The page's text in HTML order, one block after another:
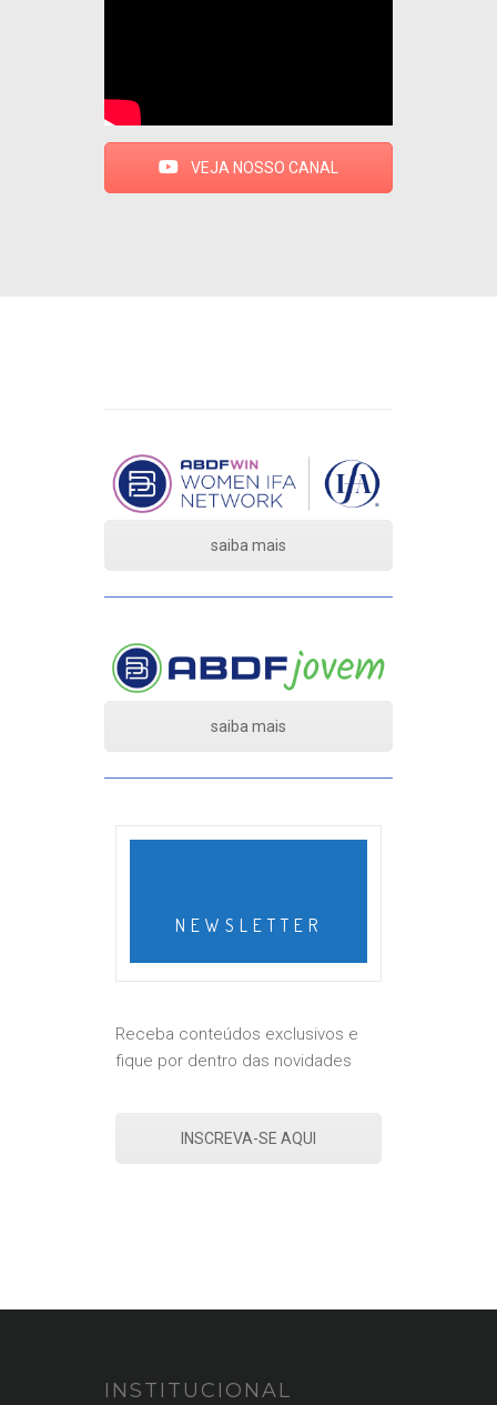
VEJA NOSSO CANAL
saiba mais
saiba mais
NEWSLETTER
Receba conteúdos exclusivos e
fique por dentro das novidades
INSCREVA-SE AQUI
INSTITUCIONAL